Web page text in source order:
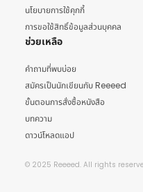
นโยบายการใช้คุกกี้
การขอใช้สิทธิ์ข้อมูลส่วนบุคคล
ช่วยเหลือ
คำถามที่พบบ่อย
สมัครเป็นนักเขียนกับ Reeeed
ขั้นตอนการสั่งซื้อหนังสือ
บทความ
ดาวน์โหลดแอป
© 2025 Reeeed. All rights